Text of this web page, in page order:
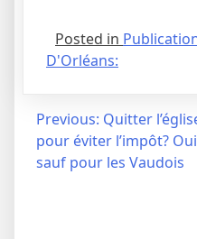
Posted in
D'Orléans:
Navigation
Previous: Quitter
pour éviter l’impôt?
sauf pour les Vaudois